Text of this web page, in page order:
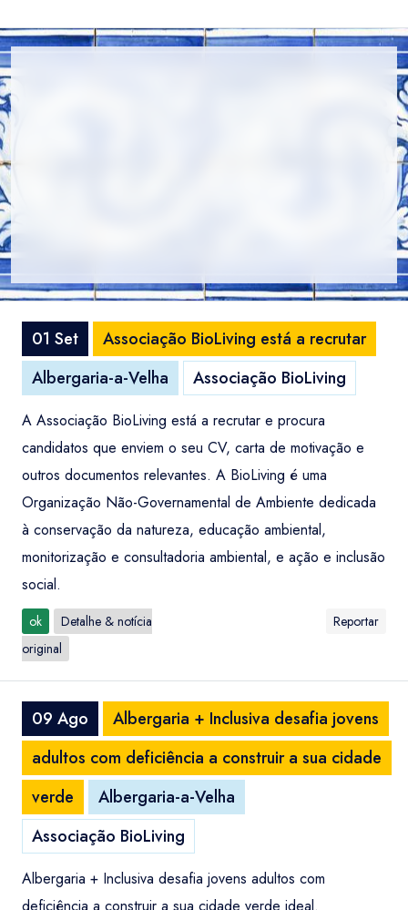
01 Set
Associação BioLiving está a recrutar
Albergaria-a-Velha
Associação BioLiving
A Associação BioLiving está a recrutar e procura
candidatos que enviem o seu CV, carta de motivação e
outros documentos relevantes. A BioLiving é uma
Organização Não-Governamental de Ambiente dedicada
à conservação da natureza, educação ambiental,
monitorização e consultadoria ambiental, e ação e inclusão
social.
ok
Detalhe & notícia
original
Reportar
09 Ago
Albergaria + Inclusiva desafia jovens
adultos com deficiência a construir a sua cidade
verde
Albergaria-a-Velha
Associação BioLiving
Albergaria + Inclusiva desafia jovens adultos com